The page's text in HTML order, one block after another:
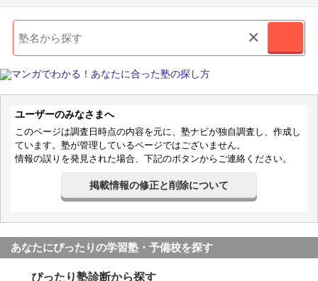
×
ユーザーのみなさまへ
このページは調査日時点の内容を元に、塾ナビが独自調査し、作成し
ています。塾が管理しているページではございません。
情報の誤りを発見された場合、下記のボタンからご連絡ください。
掲載情報の修正と削除について
あなたにぴったりの学習塾・予備校を探す
ぴったり塾診断から探す